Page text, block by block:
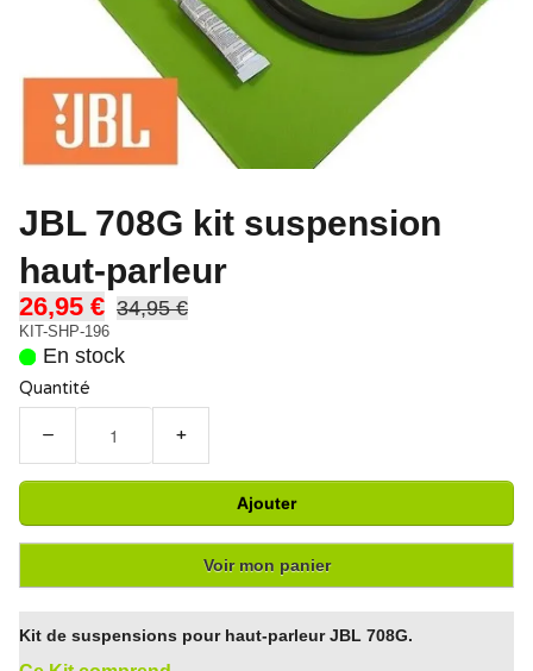
JBL 708G kit suspension
haut-parleur
26,95 € 34,95 €
KIT-SHP-196
En stock
Quantité
− +
Ajouter
Voir mon panier
Kit de suspensions pour haut-parleur JBL 708G.